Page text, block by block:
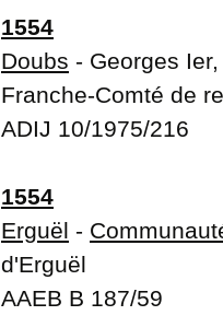
1554
Doubs - Georges
Franche-Comté de
ADIJ 10/1975/216
1554
Erguël -
d'Erguël
AAEB B 187/59